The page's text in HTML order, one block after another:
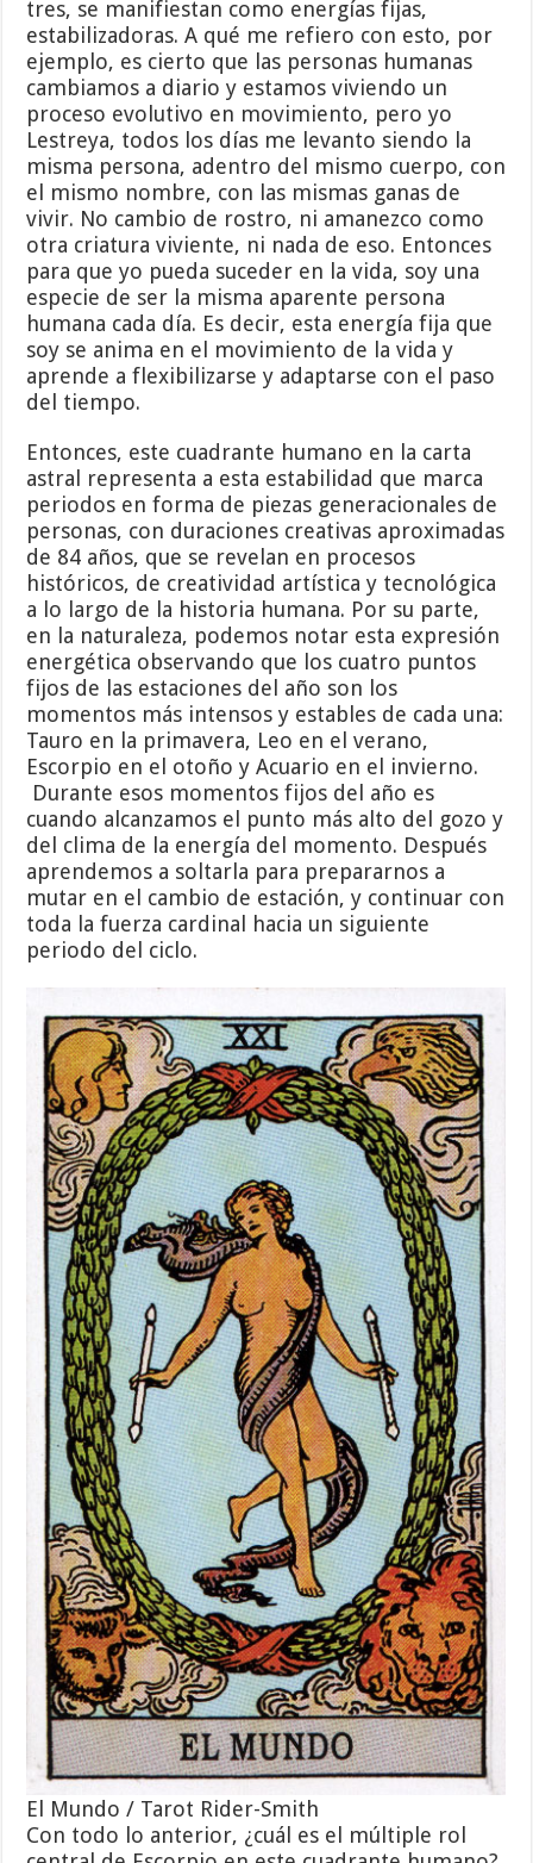
tres, se manifiestan como energías fijas,
estabilizadoras. A qué me refiero con esto, por
ejemplo, es cierto que las personas humanas
cambiamos a diario y estamos viviendo un
proceso evolutivo en movimiento, pero yo
Lestreya, todos los días me levanto siendo la
misma persona, adentro del mismo cuerpo, con
el mismo nombre, con las mismas ganas de
vivir. No cambio de rostro, ni amanezco como
otra criatura viviente, ni nada de eso. Entonces
para que yo pueda suceder en la vida, soy una
especie de ser la misma aparente persona
humana cada día. Es decir, esta energía fija que
soy se anima en el movimiento de la vida y
aprende a flexibilizarse y adaptarse con el paso
del tiempo.
Entonces, este cuadrante humano en la carta
astral representa a esta estabilidad que marca
periodos en forma de piezas generacionales de
personas, con duraciones creativas aproximadas
de 84 años, que se revelan en procesos
históricos, de creatividad artística y tecnológica
a lo largo de la historia humana. Por su parte,
en la naturaleza, podemos notar esta expresión
energética observando que los cuatro puntos
fijos de las estaciones del año son los
momentos más intensos y estables de cada una:
Tauro en la primavera, Leo en el verano,
Escorpio en el otoño y Acuario en el invierno.
Durante esos momentos fijos del año es
cuando alcanzamos el punto más alto del gozo y
del clima de la energía del momento. Después
aprendemos a soltarla para prepararnos a
mutar en el cambio de estación, y continuar con
toda la fuerza cardinal hacia un siguiente
periodo del ciclo.
El Mundo / Tarot Rider-Smith
Con todo lo anterior, ¿cuál es el múltiple rol